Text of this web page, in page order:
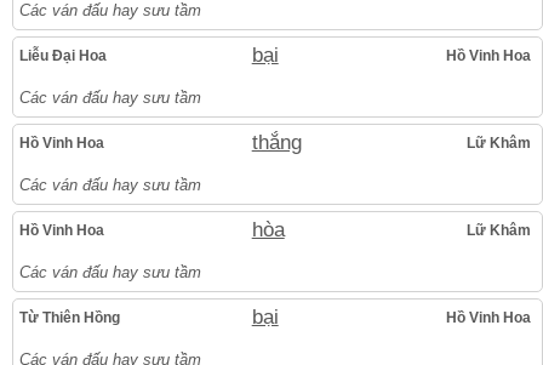
Các ván đấu hay sưu tầm
Liễu Đại Hoa bại Hồ Vinh Hoa
Các ván đấu hay sưu tầm
Hồ Vinh Hoa thắng Lữ Khâm
Các ván đấu hay sưu tầm
Hồ Vinh Hoa hòa Lữ Khâm
Các ván đấu hay sưu tầm
Từ Thiên Hồng bại Hồ Vinh Hoa
Các ván đấu hay sưu tầm